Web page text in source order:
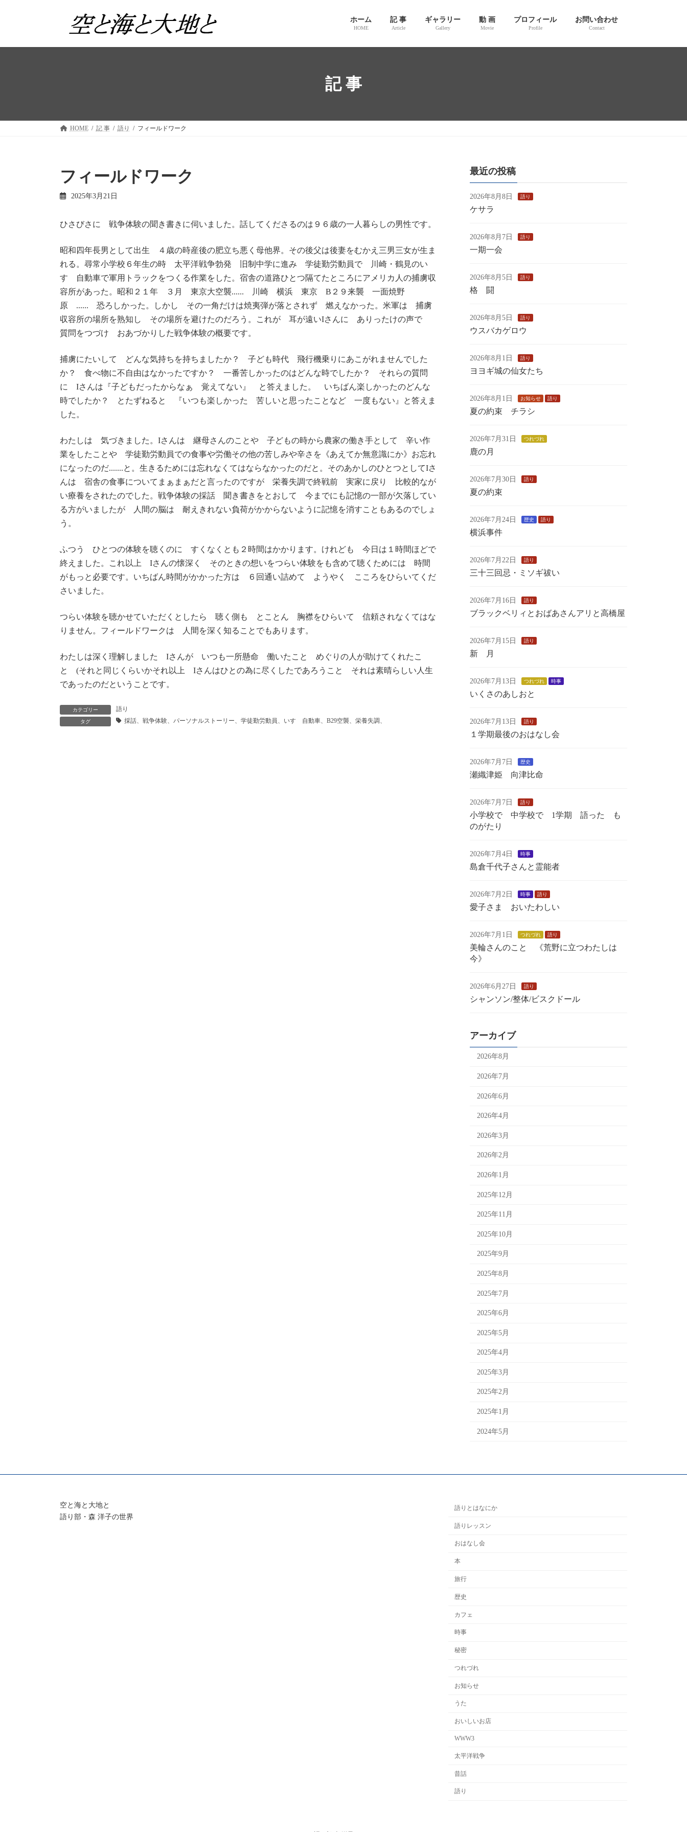
ツ
シ
ホーム
HOME
記 事
Article
ギャラリー
Gallery
動 画
Movie
プロフィール
Profile
お問い合わせ
Contact
記 事
HOME 記 事 語り フィールドワーク
フィールドワーク
2025年3月21日
ひさびさに 戦争体験の聞き書きに伺いました。話してくださるのは９６歳の一人暮らしの男性です。
昭和四年長男として出生 ４歳の時産後の肥立ち悪く母他界。その後父は後妻をむかえ三男三女が生ま
れる。尋常小学校６年生の時 太平洋戦争勃発 旧制中学に進み 学徒勤労動員で 川崎・鶴見のい
すゞ自動車で軍用トラックをつくる作業をした。宿舎の道路ひとつ隔てたところにアメリカ人の捕虜収
容所があった。昭和２１年 ３月 東京大空襲...... 川崎 横浜 東京 B２９来襲 一面焼野
原 ...... 恐ろしかった。しかし その一角だけは焼夷弾が落とされず 燃えなかった。米軍は 捕虜
収容所の場所を熟知し その場所を避けたのだろう。これが 耳が遠いIさんに ありったけの声で
質問をつづけ おあづかりした戦争体験の概要です。
捕虜にたいして どんな気持ちを持ちましたか？ 子ども時代 飛行機乗りにあこがれませんでした
か？ 食べ物に不自由はなかったですか？ 一番苦しかったのはどんな時でしたか？ それらの質問
に Iさんは『子どもだったからなぁ 覚えてない』 と答えました。 いちばん楽しかったのどんな
時でしたか？ とたずねると 『いつも楽しかった 苦しいと思ったことなど 一度もない』と答えま
した。
わたしは 気づきました。Iさんは 継母さんのことや 子どもの時から農家の働き手として 辛い作
業をしたことや 学徒勤労動員での食事や労働その他の苦しみや辛さを《あえてか無意識にか》お忘れ
になったのだ.......と。生きるためには忘れなくてはならなかったのだと。そのあかしのひとつとしてIさ
んは 宿舎の食事についてまぁまぁだと言ったのですが 栄養失調で終戦前 実家に戻り 比較的なが
い療養をされたのでした。戦争体験の採話 聞き書きをとおして 今までにも記憶の一部が欠落してい
る方がいましたが 人間の脳は 耐えきれない負荷がかからないように記憶を消すこともあるのでしょ
う。
ふつう ひとつの体験を聴くのに すくなくとも２時間はかかります。けれども 今日は１時間ほどで
終えました。これ以上 Iさんの懐深く そのときの想いをつらい体験をも含めて聴くためには 時間
がもっと必要です。いちばん時間がかかった方は ６回通い詰めて ようやく こころをひらいてくだ
さいました。
つらい体験を聴かせていただくとしたら 聴く側も とことん 胸襟をひらいて 信頼されなくてはな
りません。フィールドワークは 人間を深く知ることでもあります。
わたしは深く理解しました Iさんが いつも一所懸命 働いたこと めぐりの人が助けてくれたこ
と (それと同じくらいかそれ以上 Iさんはひとの為に尽くしたであろうこと それは素晴らしい人生
であったのだということです。
カテゴリー 語り
タグ 採話、戦争体験、パーソナルストーリー、学徒勤労動員、いすゞ自動車、B29空襲、栄養失調、
最近の投稿
2026年8月8日 語り
ケサラ
2026年8月7日 語り
一期一会
2026年8月5日 語り
格 闘
2026年8月5日 語り
ウスバカゲロウ
2026年8月1日 語り
ヨヨギ城の仙女たち
2026年8月1日 お知らせ 語り
夏の約束 チラシ
2026年7月31日 つれづれ
鹿の月
2026年7月30日 語り
夏の約束
2026年7月24日 歴史 語り
横浜事件
2026年7月22日 語り
三十三回忌・ミソギ祓い
2026年7月16日 語り
ブラックベリィとおばあさんアリと高橋屋
2026年7月15日 語り
新 月
2026年7月13日 つれづれ 時事
いくさのあしおと
2026年7月13日 語り
１学期最後のおはなし会
2026年7月7日 歴史
瀬織津姫 向津比命
2026年7月7日 語り
小学校で 中学校で 1学期 語った も
のがたり
2026年7月4日 時事
島倉千代子さんと霊能者
2026年7月2日 時事 語り
愛子さま おいたわしい
2026年7月1日 つれづれ 語り
美輪さんのこと 《荒野に立つわたしは
今》
2026年6月27日 語り
シャンソン/整体/ビスクドール
アーカイブ
2026年8月
2026年7月
2026年6月
2026年4月
2026年3月
2026年2月
2026年1月
2025年12月
2025年11月
2025年10月
2025年9月
2025年8月
2025年7月
2025年6月
2025年5月
2025年4月
2025年3月
2025年2月
2025年1月
2024年5月
空と海と大地と
語り部・森 洋子の世界
語りとはなにか
語りレッスン
おはなし会
本
旅行
歴史
カフェ
時事
秘密
つれづれ
お知らせ
うた
おいしいお店
WWW3
太平洋戦争
昔話
語り